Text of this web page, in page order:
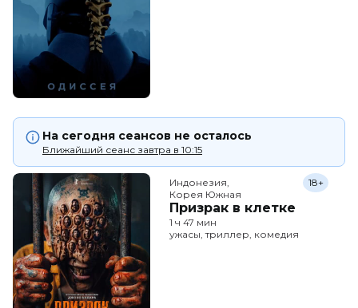
На сегодня сеансов не осталось
Ближайший сеанс завтра в 10:15
Индонезия,
Корея Южная
Призрак в клетке
18+
1 ч 47 мин
ужасы, триллер, комедия